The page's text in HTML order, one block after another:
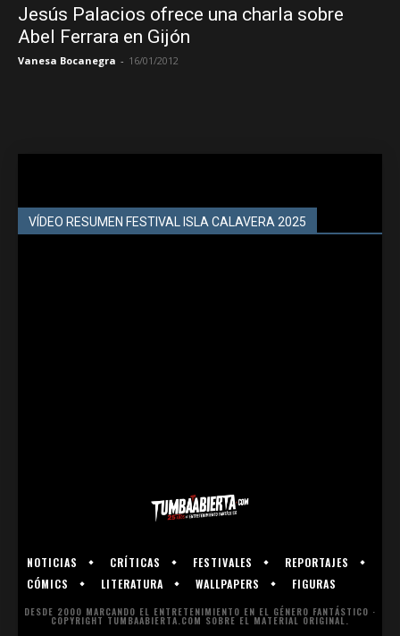
Jesús Palacios ofrece una charla sobre
Abel Ferrara en Gijón
Vanesa Bocanegra - 16/01/2012
VÍDEO RESUMEN FESTIVAL ISLA CALAVERA 2025
NOTICIAS CRÍTICAS FESTIVALES
REPORTAJES
CÓMICS
LITERATURA WALLPAPERS FIGURAS
DESDE 2000 MARCANDO EL ENTRETENIMIENTO EN EL GÉNERO FANTÁSTICO ·
COPYRIGHT TUMBAABIERTA.COM SOBRE EL MATERIAL ORIGINAL.